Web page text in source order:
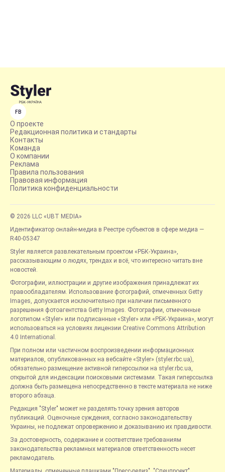
FB
О проекте
Редакционная политика и стандарты
Контакты
Команда
О компании
Реклама
Правила пользования
Правовая информация
Политика конфиденциальности
© 2026 LLC «UBT MEDIA»
Идентификатор онлайн-медиа в Реестре субъектов в сфере медиа —
R40-05347
Styler является развлекательным проектом «РБК-Украина»,
рассказывающим о людях, трендах и всё, что интересно читать вне
новостей.
Фотографии, иллюстрации и другие изображения принадлежат их
правообладателям. Использование фотографий, отмеченных Getty
Images, допускается исключительно при наличии письменного
разрешения фотоагентства Getty Images. Фотографии, отмеченные
логотипом «Styler» или подписанные «Styler» или «РБК-Украина», могут
использоваться на условиях лицензии Creative Commons Attribution
4.0 International.
При полном или частичном воспроизведении информационных
материалов, опубликованных на вебсайте «Styler» (styler.rbc.ua),
обязательно размещение активной гиперссылки на styler.rbc.ua,
открытой для индексации поисковыми системами. Такая гиперссылка
должна быть размещена непосредственно в тексте материала не ниже
второго абзаца.
Редакция "Styler" может не разделять точку зрения авторов
публикаций. Оценочные суждения, согласно законодательству
Украины, не подлежат опровержению и доказыванию их правдивости.
За достоверность, содержание и соответствие требованиям
законодательства рекламных материалов ответственность несет
рекламодатель.